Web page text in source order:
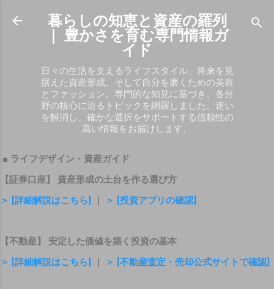
スキップしてメイン コンテンツに移動
暮らしの知恵と資産の羅列
｜ 豊かさを育む専門情報ガ
イド
日々の生活を支えるライフスタイル、将来を見
据えた資産形成、そして自分を磨くための美容
とファッション。専門的な知見に基づき、各分
野の核心に迫るトピックを網羅しました。迷い
を解消し、確かな選択をサポートする信頼性の
高い情報をお届けします。
■ ライフデザイン・資産ガイド
【証券口座】 資産形成の土台を作る選び方
＞ [詳細解説はこちら]
＞ [投資アプリの確認]
【不動産】 安定した価値を築く投資の基本
＞ [詳細解説はこちら]
＞ [不動産査定・売却公式サイトで確認]